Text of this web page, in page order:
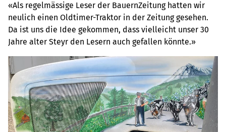
«Als regelmässige Leser der BauernZeitung hatten wir
neulich einen Oldtimer-Traktor in der Zeitung gesehen.
Da ist uns die Idee gekommen, dass vielleicht unser 30
Jahre alter Steyr den Lesern auch gefallen könnte.»